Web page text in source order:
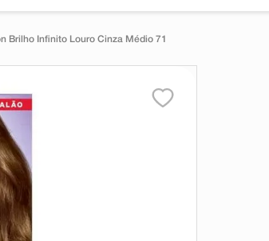
Brilho Infinito Louro Cinza Médio 71